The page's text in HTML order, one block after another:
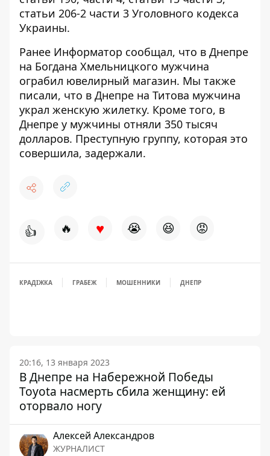
статьи 206-2 части 3 Уголовного кодекса
Украины.
Ранее Информатор сообщал, что в Днепре
на Богдана Хмельницкого мужчина
ограбил ювелирный магазин. Мы также
писали, что в Днепре на Титова мужчина
украл женскую жилетку. Кроме того, в
Днепре у мужчины отняли 350 тысяч
долларов. Преступную группу, которая это
совершила, задержали.
👍 🔥 ♥ 😭 😆 😡
КРАДІЖКА ГРАБЕЖ МОШЕННИКИ ДНЕПР
20:16, 13 января 2023
В Днепре на Набережной Победы
Toyota насмерть сбила женщину: ей
оторвало ногу
Алексей Александров
ЖУРНАЛИСТ